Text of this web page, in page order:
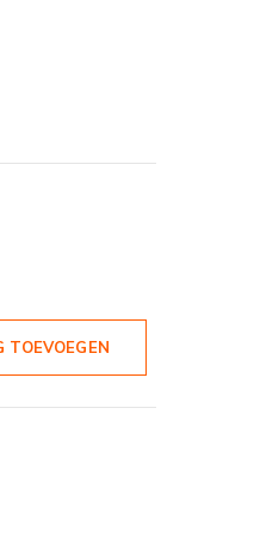
TOEVOEGEN